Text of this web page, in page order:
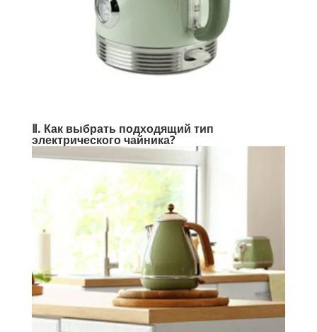
Ⅱ. Как выбрать подходящий тип
электрического чайника?